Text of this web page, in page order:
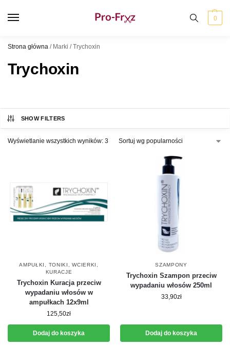
0
Strona główna / Marki /Trychoxin
Trychoxin
SHOW FILTERS
Wyświetlanie wszystkich wyników: 3
AMPUŁKI, TONIKI, WCIERKI
KURACJE
Trychoxin Kuracja przeciw
wypadaniu włosów w
ampułkach 12x9ml
125,50zł
Dodaj do koszyka
SZAMPONY
Trychoxin Szampon przeciw
wypadaniu włosów 250ml
33,90zł
Dodaj do koszyka